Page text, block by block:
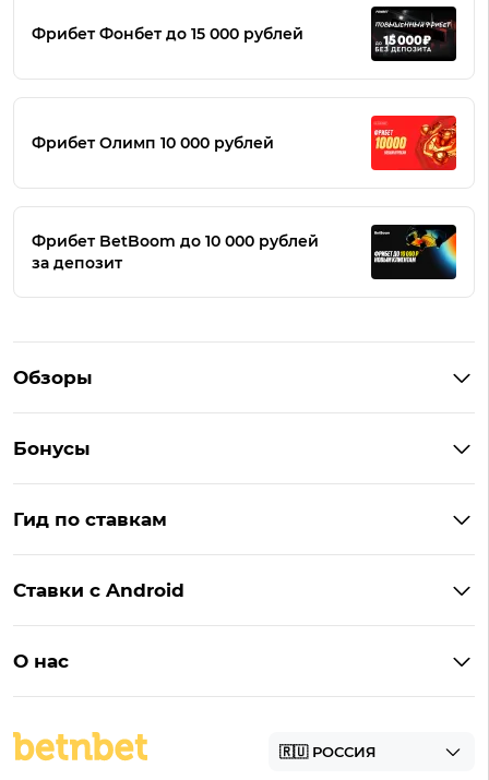
Фрибет Фонбет до 15 000 рублей
Фрибет Олимп 10 000 рублей
Фрибет BetBoom до 10 000 рублей
за депозит
Обзоры
BetBoom
Пари
Леон
Zenit
Бонусы
Бонусы BetBoom
Бонусы Леон
Гид по ставкам
БК для ставок с мобильного
Ставки с Android
Фонбет на Андроид
О нас
Пользовательское соглашение